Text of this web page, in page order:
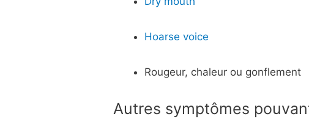
Hoarse voice
Rougeur, chaleur ou gonflement
Autres symptômes